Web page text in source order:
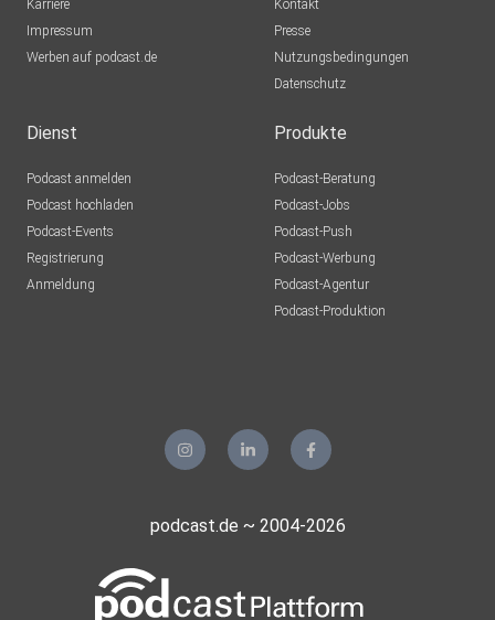
Karriere
Impressum
Werben auf podcast.de
Kontakt
Presse
Nutzungsbedingungen
Datenschutz
Dienst
Podcast anmelden
Podcast hochladen
Podcast-Events
Registrierung
Anmeldung
Produkte
Podcast-Beratung
Podcast-Jobs
Podcast-Push
Podcast-Werbung
Podcast-Agentur
Podcast-Produktion
podcast.de ~ 2004-2026